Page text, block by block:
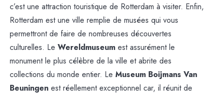
c’est une attraction touristique de Rotterdam à visiter. Enfin,
Rotterdam est une ville remplie de musées qui vous
permettront de faire de nombreuses découvertes
culturelles. Le Wereldmuseum est assurément le
monument le plus célèbre de la ville et abrite des
collections du monde entier. Le Museum Boijmans Van
Beuningen est réellement exceptionnel car, il réunit de